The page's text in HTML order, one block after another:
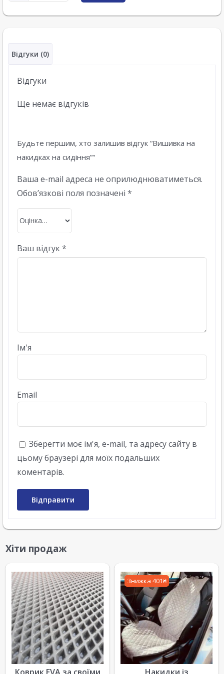
Відгуки (0)
Відгуки
Ще немає відгуків
Будьте першим, хто залишив відгук “Вишивка на
накидках на сидіння”“
Ваша e-mail адреса не оприлюднюватиметься.
Обов’язкові поля позначені *
Ваш відгук*
Ім'я
Email
Зберегти моє ім'я, e-mail, та адресу сайту в
цьому браузері для моїх подальших
коментарів.
Хіти продаж
Знижка 401₴